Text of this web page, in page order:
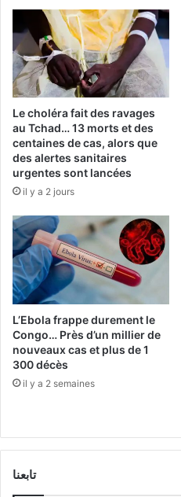
Le choléra fait des ravages
au Tchad… 13 morts et des
centaines de cas, alors que
des alertes sanitaires
urgentes sont lancées
il y a 2 jours
L’Ebola frappe durement le
Congo… Près d’un millier de
nouveaux cas et plus de 1
300 décès
il y a 2 semaines
تابعنا